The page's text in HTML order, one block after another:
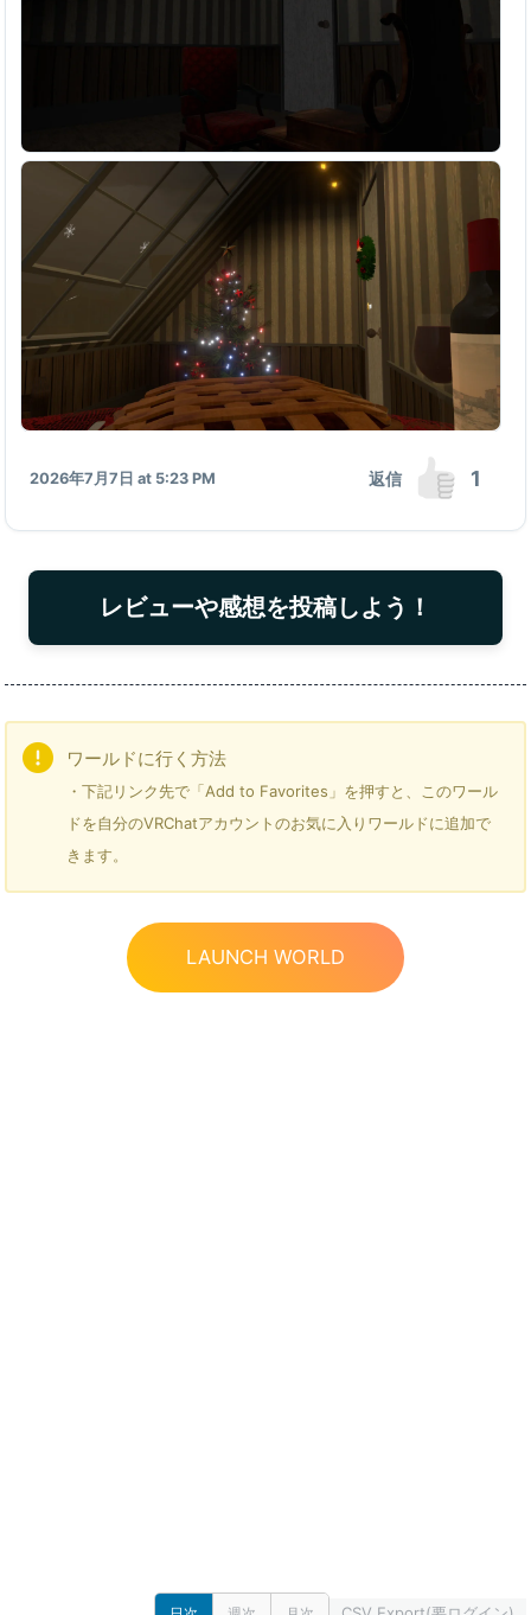
2026年7月7日 at 5:23 PM 返信 1
レビューや感想を投稿しよう！
ワールドに行く方法
・下記リンク先で「Add to Favorites」を押すと、このワール
ドを自分のVRChatアカウントのお気に入りワールドに追加で
きます。
LAUNCH WORLD